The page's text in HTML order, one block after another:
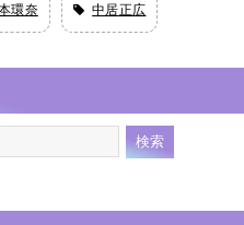
環奈 中居正広